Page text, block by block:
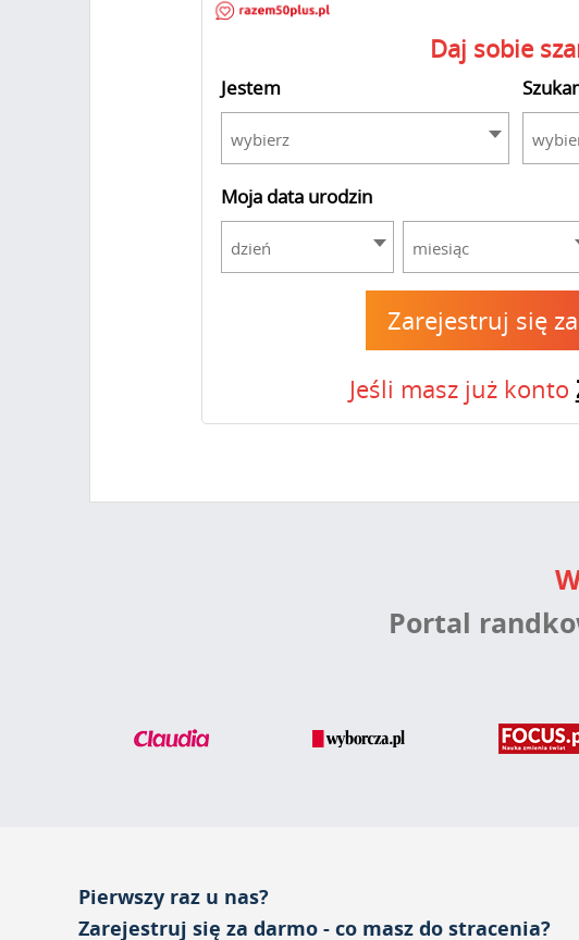
Daj sobie
Jestem
wybierz
Moja data urodzin
dzień miesiąc
Zarejestruj się
Jeśli masz już konto
Portal
Pierwszy raz u nas?
Zarejestruj się za darmo - co masz do stracenia?